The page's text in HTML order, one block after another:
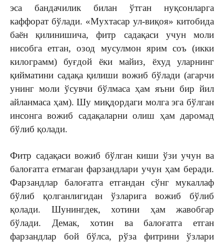
эса бандачилик билан ўтган нуқсонларга
каффорат бўлади. «Мухтасар ул-виқоя» китобида
баён қилинишича, фитр садақаси учун моли
нисобга етган, озод мусулмон ярим соъ (икки
килограмм) буғдой ёки майиз, ёхуд уларнинг
қийматини садақа қилиши вожиб бўлади (агарчи
унинг моли ўсувчи бўлмаса ҳам яъни бир йил
айланмаса ҳам). Шу миқдордаги молга эга бўлган
инсонга вожиб садақаларни олиш ҳам даромад
бўлиб қолади.
Фитр садақаси вожиб бўлган киши ўзи учун ва
балоғатга етмаган фарзандлари учун ҳам беради.
Фарзандлар балоғатга етгандан сўнг мукаллаф
бўлиб қолганлигидан ўзларига вожиб бўлиб
қолади. Шунингдек, хотини ҳам жавобгар
бўлади. Демак, хотин ва балоғатга етган
фарзандлар бой бўлса, рўза фитрини ўзлари